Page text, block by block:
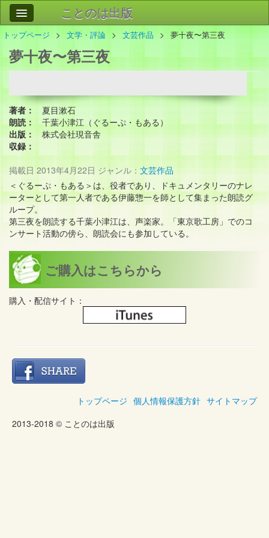
ことのは出版
作品
事業案内
会社情報
トップページ 文学・評論 文芸作品 夢十夜〜第三夜
夢十夜〜第三夜
著者：
夏目漱石
朗読：
千葉小津江（ぐるーぷ・もある）
出版：
株式会社現音舎
収録：
掲載日 2013年4月22日 ジャンル： 文芸作品
＜ぐるーぷ・もある＞は、役者であり、ドキュメンタリーのナレ
ーターとして第一人者である伊藤惣一を師として集まった朗読グ
ループ。
第三夜を朗読する千葉小津江は、声楽家。「東京歌工房」でのコ
ンサート活動の傍ら、朗読会にも参加している。
ご購入はこちらから
購入・配信サイト：
トップページ 個人情報保護方針 サイトマップ
2013-2018 © ことのは出版